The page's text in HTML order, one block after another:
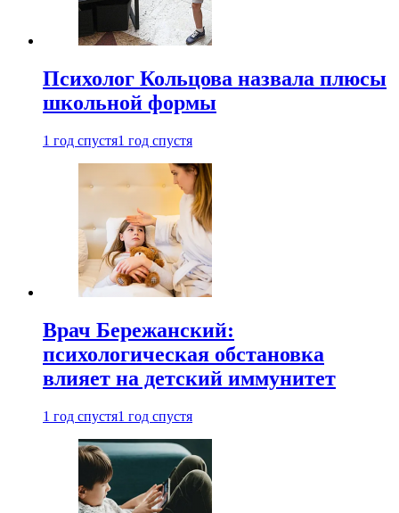
Психолог Кольцова назвала плюсы
школьной формы
1 год спустя1 год спустя
Врач Бережанский:
психологическая обстановка
влияет на детский иммунитет
1 год спустя1 год спустя